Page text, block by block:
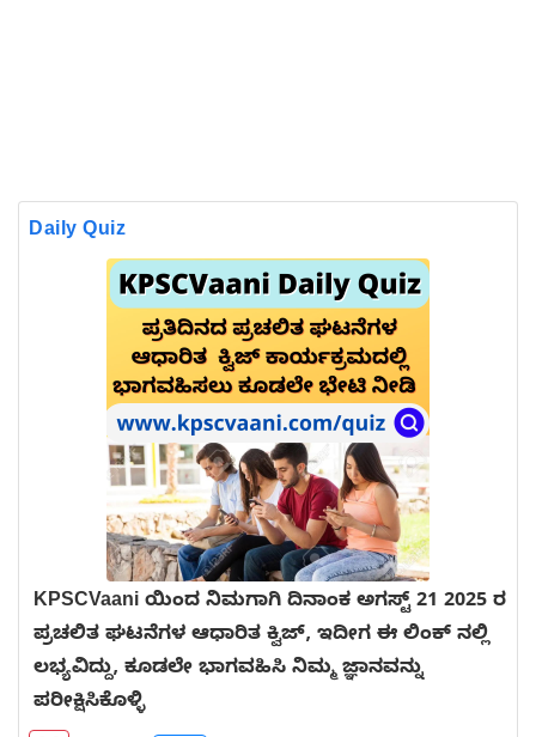
Daily Quiz
KPSCVaani ಯಿಂದ ನಿಮಗಾಗಿ ದಿನಾಂಕ ಅಗಸ್ಟ್ 21 2025 ರ
ಪ್ರಚಲಿತ ಘಟನೆಗಳ ಆಧಾರಿತ ಕ್ವಿಜ್, ಇದೀಗ ಈ ಲಿಂಕ್ ನಲ್ಲಿ
ಲಭ್ಯವಿದ್ದು, ಕೂಡಲೇ ಭಾಗವಹಿಸಿ ನಿಮ್ಮ ಜ್ಞಾನವನ್ನು
ಪರೀಕ್ಷಿಸಿಕೊಳ್ಳಿ